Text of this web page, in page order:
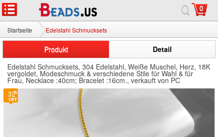
0
Startseite Edelstahl Schmucksets
Produkt
Detail
Edelstahl Schmucksets, 304 Edelstahl, Weiße Muschel, Herz, 18K
vergoldet, Modeschmuck & verschiedene Stile für Wahl & für
Frau, Necklace :40cm; Bracelet :16cm., verkauft von PC